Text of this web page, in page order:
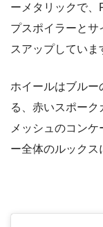
ーメタリックで、
プスポイラーとサ
スアップしていま
ホイールはブルー
る、赤いスポーク
メッシュのコン
ー全体のルックス